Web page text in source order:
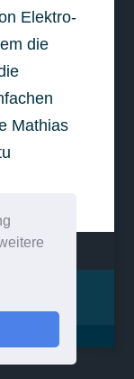
Elektro-
die
Mathias